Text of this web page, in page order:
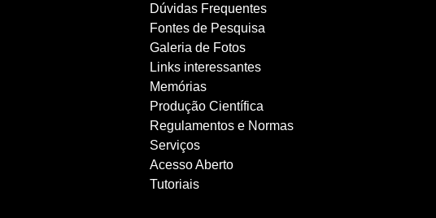
Dúvidas Frequentes
Fontes de Pesquisa
Galeria de Fotos
Links interessantes
Memórias
Produção Científica
Regulamentos e Normas
Serviços
Acesso Aberto
Tutoriais